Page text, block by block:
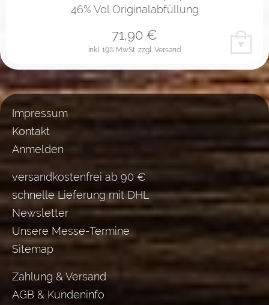
46% Vol Originalabfüllung
inkl. 19% MwSt. zzgl. Versand
71,90 €
Impressum
Kontakt
Anmelden
versandkostenfrei ab 90 €
schnelle Lieferung mit DHL
Newsletter
Unsere Messe-Termine
Sitemap
Zahlung & Versand
AGB & Kundeninfo